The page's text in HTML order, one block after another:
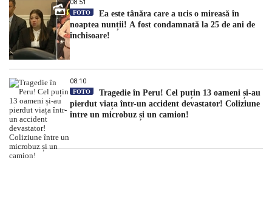
08:51
FOTO
Ea este tânăra care a ucis o mireasă în
noaptea nunții! A fost condamnată la 25 de ani de
închisoare!
08:10
FOTO
Tragedie în Peru! Cel puțin 13 oameni și-au
pierdut viața într-un accident devastator! Coliziune
între un microbuz și un camion!